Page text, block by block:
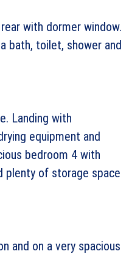
with dormer window.
bath, toilet, shower and
Landing with
equipment and
bedroom 4 with
plenty of storage space
and on a very spacious